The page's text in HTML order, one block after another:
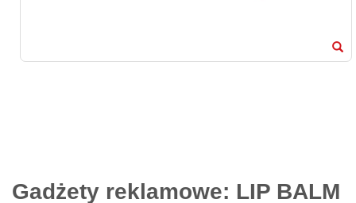
Gadżety reklamowe: LIP BALM